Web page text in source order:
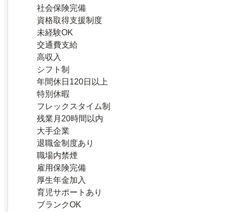
社会保険完備
資格取得支援制度
未経験OK
交通費支給
高収入
シフト制
年間休日120日以上
特別休暇
フレックスタイム制
残業月20時間以内
大手企業
退職金制度あり
職場内禁煙
雇用保険完備
厚生年金加入
育児サポートあり
ブランクOK